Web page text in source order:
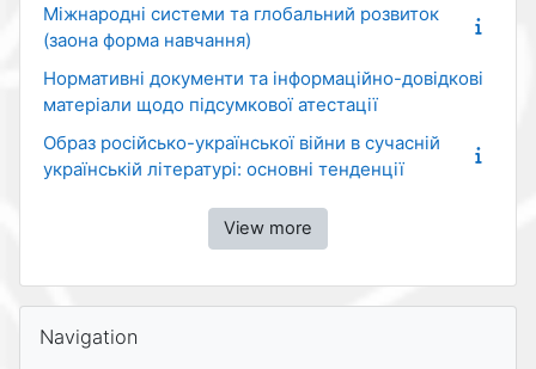
Міжнародні системи та глобальний розвиток
(заона форма навчання)
Нормативні документи та інформаційно-довідкові
матеріали щодо підсумкової атестації
Образ російсько-української війни в сучасній
українській літературі: основні тенденції
View more
Blocks
Navigation